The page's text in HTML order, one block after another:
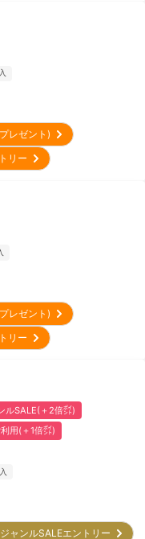
プレゼント)
トリー
プレゼント)
トリー
ルSALE(＋2倍㌽)
用(＋1倍㌽)
ジャンルSALEエントリー